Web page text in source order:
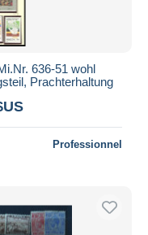
636-51 wohl
Prachterhaltung
Professionnel